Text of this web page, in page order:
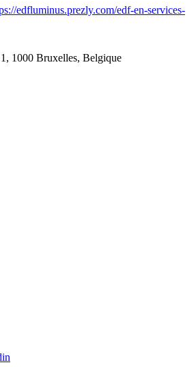
edfluminus.prezly.com/edf-en-services-
1000 Bruxelles, Belgique